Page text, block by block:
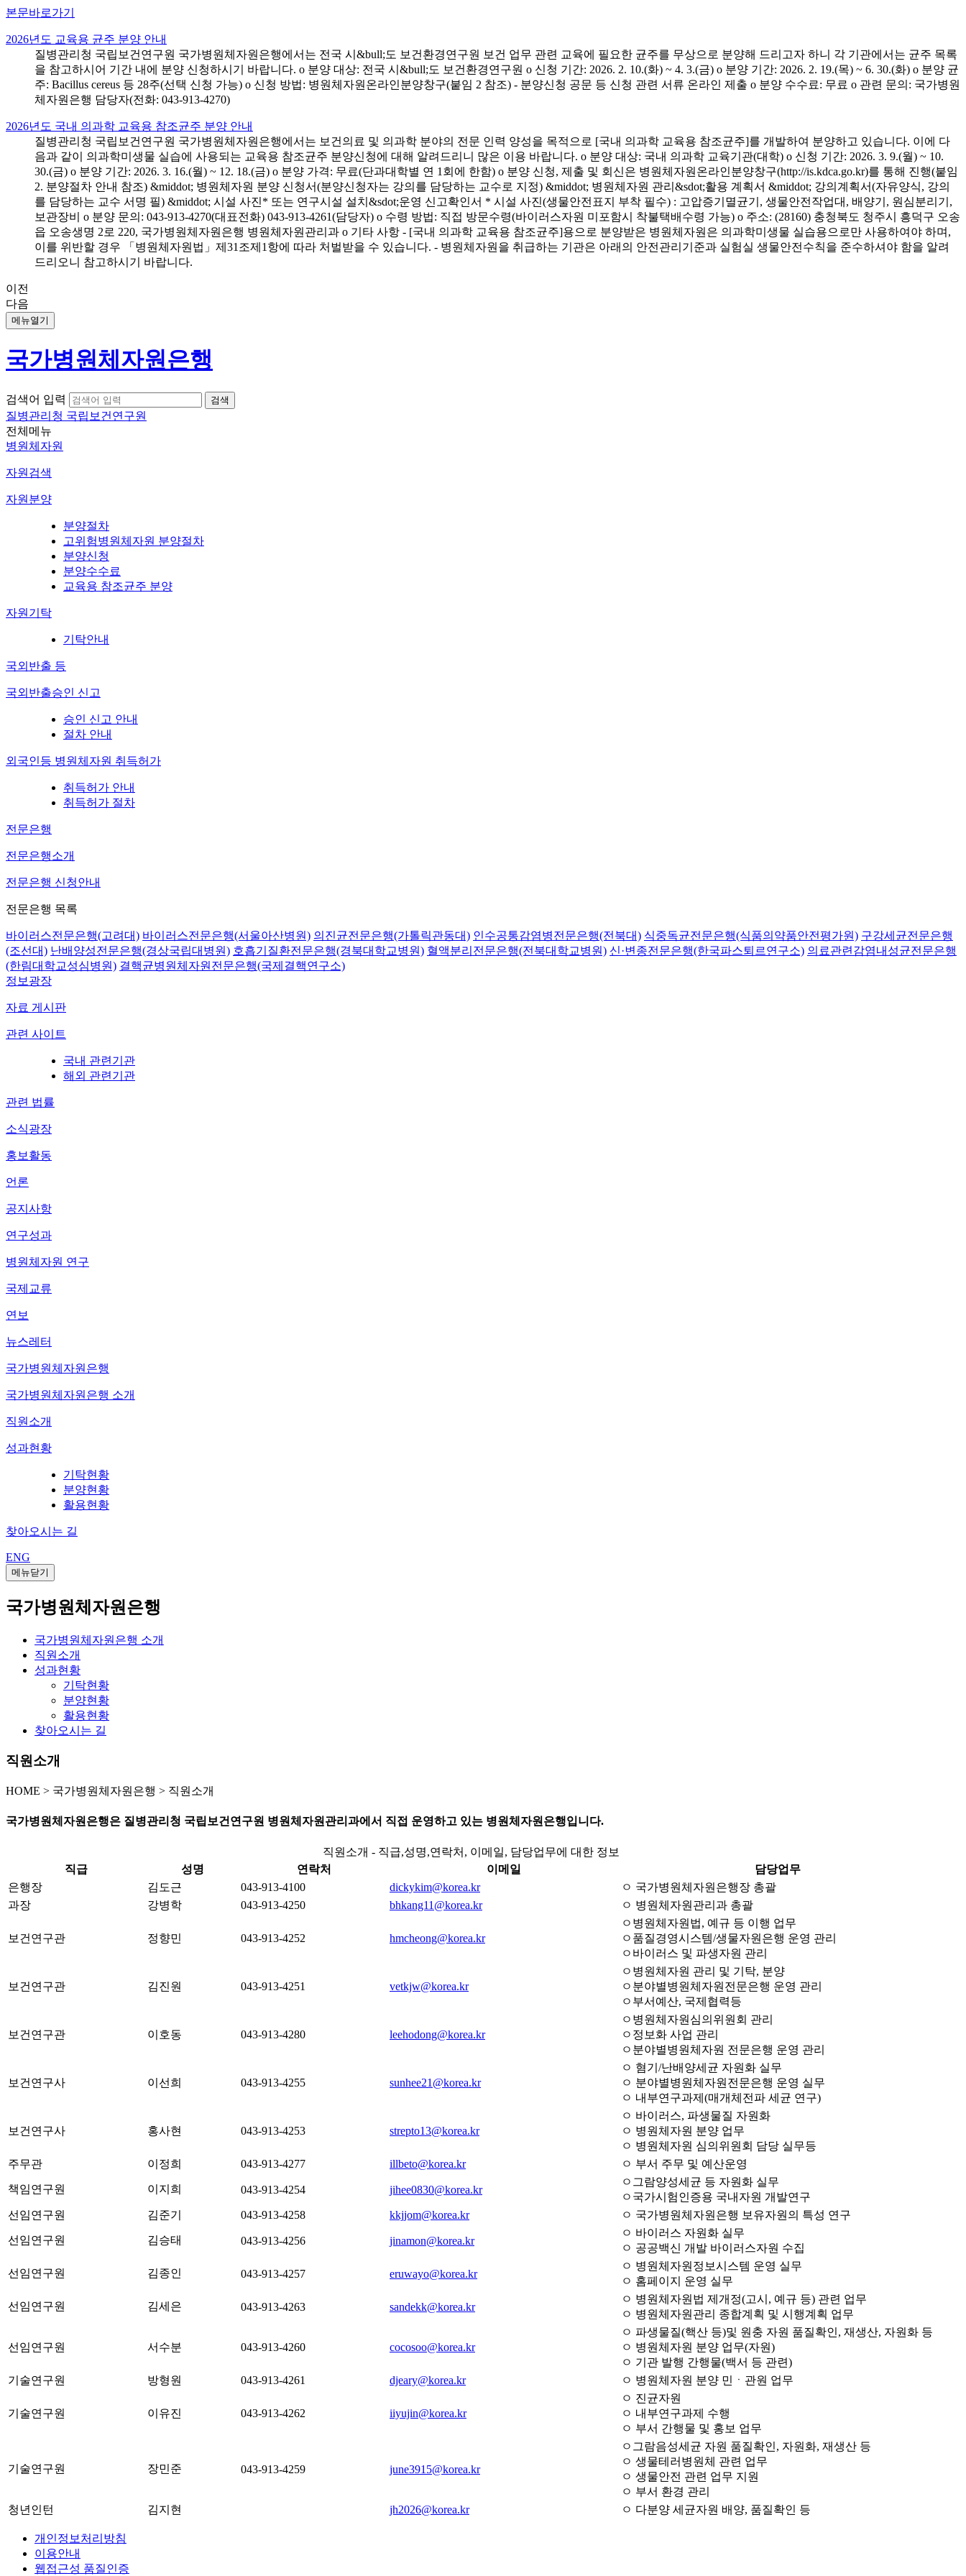
본문바로가기
2026년도 교육용 균주 분양 안내
질병관리청 국립보건연구원 국가병원체자원은행에서는 전국 시&bull;도 보건환경연구원 보건 업무 관련 교육에 필요한 균주를 무상으로 분양해 드리고자 하니 각 기관에서는 균주 목록
을 참고하시어 기간 내에 분양 신청하시기 바랍니다. o 분양 대상: 전국 시&bull;도 보건환경연구원 o 신청 기간: 2026. 2. 10.(화) ~ 4. 3.(금) o 분양 기간: 2026. 2. 19.(목) ~ 6. 30.(화) o 분양 균
주: Bacillus cereus 등 28주(선택 신청 가능) o 신청 방법: 병원체자원온라인분양창구(붙임 2 참조) - 분양신청 공문 등 신청 관련 서류 온라인 제출 o 분양 수수료: 무료 o 관련 문의: 국가병원
체자원은행 담당자(전화: 043-913-4270)
2026년도 국내 의과학 교육용 참조균주 분양 안내
질병관리청 국립보건연구원 국가병원체자원은행에서는 보건의료 및 의과학 분야의 전문 인력 양성을 목적으로 [국내 의과학 교육용 참조균주]를 개발하여 분양하고 있습니다. 이에 다
음과 같이 의과학미생물 실습에 사용되는 교육용 참조균주 분양신청에 대해 알려드리니 많은 이용 바랍니다. o 분양 대상: 국내 의과학 교육기관(대학) o 신청 기간: 2026. 3. 9.(월) ~ 10.
30.(금) o 분양 기간: 2026. 3. 16.(월) ~ 12. 18.(금) o 분양 가격: 무료(단과대학별 연 1회에 한함) o 분양 신청, 제출 및 회신은 병원체자원온라인분양창구(http://is.kdca.go.kr)를 통해 진행(붙임
2. 분양절차 안내 참조) &middot; 병원체자원 분양 신청서(분양신청자는 강의를 담당하는 교수로 지정) &middot; 병원체자원 관리&sdot;활용 계획서 &middot; 강의계획서(자유양식, 강의
를 담당하는 교수 서명 필) &middot; 시설 사진* 또는 연구시설 설치&sdot;운영 신고확인서 * 시설 사진(생물안전표지 부착 필수) : 고압증기멸균기, 생물안전작업대, 배양기, 원심분리기,
보관장비 o 분양 문의: 043-913-4270(대표전화) 043-913-4261(담당자) o 수령 방법: 직접 방문수령(바이러스자원 미포함시 착불택배수령 가능) o 주소: (28160) 충청북도 청주시 흥덕구 오송
읍 오송생명 2로 220, 국가병원체자원은행 병원체자원관리과 o 기타 사항 - [국내 의과학 교육용 참조균주]용으로 분양받은 병원체자원은 의과학미생물 실습용으로만 사용하여야 하며,
이를 위반할 경우 「병원체자원법」제31조제1항에 따라 처벌받을 수 있습니다. - 병원체자원을 취급하는 기관은 아래의 안전관리기준과 실험실 생물안전수칙을 준수하셔야 함을 알려
드리오니 참고하시기 바랍니다.
이전
다음
메뉴열기
국가병원체자원은행
검색어 입력
질병관리청 국립보건연구원
전체메뉴
병원체자원
자원검색
자원분양
분양절차
고위험병원체자원 분양절차
분양신청
분양수수료
교육용 참조균주 분양
자원기탁
기탁안내
국외반출 등
국외반출승인 신고
승인 신고 안내
절차 안내
외국인등 병원체자원 취득허가
취득허가 안내
취득허가 절차
전문은행
전문은행소개
전문은행 신청안내
전문은행 목록
바이러스전문은행(고려대) 바이러스전문은행(서울아산병원) 의진균전문은행(가톨릭관동대) 인수공통감염병전문은행(전북대) 식중독균전문은행(식품의약품안전평가원) 구강세균전문은행
(조선대) 난배양성전문은행(경상국립대병원) 호흡기질환전문은행(경북대학교병원) 혈액분리전문은행(전북대학교병원) 신·변종전문은행(한국파스퇴르연구소) 의료관련감염내성균전문은행
(한림대학교성심병원) 결핵균병원체자원전문은행(국제결핵연구소)
정보광장
자료 게시판
관련 사이트
국내 관련기관
해외 관련기관
관련 법률
소식광장
홍보활동
언론
공지사항
연구성과
병원체자원 연구
국제교류
연보
뉴스레터
국가병원체자원은행
국가병원체자원은행 소개
직원소개
성과현황
기탁현황
분양현황
활용현황
찾아오시는 길
ENG
메뉴닫기
국가병원체자원은행
국가병원체자원은행 소개
직원소개
성과현황
기탁현황
분양현황
활용현황
찾아오시는 길
직원소개
HOME > 국가병원체자원은행 > 직원소개
국가병원체자원은행은 질병관리청 국립보건연구원 병원체자원관리과에서 직접 운영하고 있는 병원체자원은행입니다.
직원소개 - 직급,성명,연락처, 이메일, 담당업무에 대한 정보
직급
성명 연락처 이메일
담당업무
은행장
김도근 043-913-4100 dickykim@korea.kr
ㅇ 국가병원체자원은행장 총괄
과장
강병학 043-913-4250 bhkang11@korea.kr ㅇ 병원체자원관리과 총괄
보건연구관 정향민 043-913-4252 hmcheong@korea.kr
ㅇ병원체자원법, 예규 등 이행 업무
ㅇ품질경영시스템/생물자원은행 운영 관리
ㅇ바이러스 및 파생자원 관리
보건연구관 김진원 043-913-4251 vetkjw@korea.kr
ㅇ병원체자원 관리 및 기탁, 분양
ㅇ분야별병원체자원전문은행 운영 관리
ㅇ부서예산, 국제협력등
보건연구관 이호동 043-913-4280 leehodong@korea.kr
ㅇ병원체자원심의위원회 관리
ㅇ정보화 사업 관리
ㅇ분야별병원체자원 전문은행 운영 관리
보건연구사 이선희 043-913-4255 sunhee21@korea.kr
ㅇ 혐기/난배양세균 자원화 실무
ㅇ 분야별병원체자원전문은행 운영 실무
ㅇ 내부연구과제(매개체전파 세균 연구)
보건연구사 홍사현 043-913-4253 strepto13@korea.kr
ㅇ 바이러스, 파생물질 자원화
ㅇ 병원체자원 분양 업무
ㅇ 병원체자원 심의위원회 담당 실무등
주무관
이정희 043-913-4277 illbeto@korea.kr ㅇ 부서 주무 및 예산운영
책임연구원 이지희 043-913-4254 jihee0830@korea.kr
ㅇ그람양성세균 등 자원화 실무
ㅇ국가시험인증용 국내자원 개발연구
선임연구원
김준기 043-913-4258 kkjjom@korea.kr ㅇ 국가병원체자원은행 보유자원의 특성 연구
선임연구원 김승태 043-913-4256 jinamon@korea.kr
ㅇ 바이러스 자원화 실무
ㅇ 공공백신 개발 바이러스자원 수집
선임연구원 김종인 043-913-4257 eruwayo@korea.kr
ㅇ 병원체자원정보시스템 운영 실무
ㅇ 홈페이지 운영 실무
선임연구원 김세은 043-913-4263 sandekk@korea.kr
ㅇ 병원체자원법 제개정(고시, 예규 등) 관련 업무
ㅇ 병원체자원관리 종합계획 및 시행계획 업무
선임연구원 서수분 043-913-4260 cocosoo@korea.kr
ㅇ 파생물질(핵산 등)및 원충 자원 품질확인, 재생산, 자원화 등
ㅇ 병원체자원 분양 업무(자원)
ㅇ 기관 발행 간행물(백서 등 관련)
기술연구원
방형원 043-913-4261 djeary@korea.kr ㅇ 병원체자원 분양 민ㆍ관원 업무
기술연구원 이유진 043-913-4262 iiyujin@korea.kr
ㅇ 진균자원
ㅇ 내부연구과제 수행
ㅇ 부서 간행물 및 홍보 업무
기술연구원 장민준 043-913-4259 june3915@korea.kr
ㅇ그람음성세균 자원 품질확인, 자원화, 재생산 등
ㅇ 생물테러병원체 관련 업무
ㅇ 생물안전 관련 업무 지원
ㅇ 부서 환경 관리
청년인턴
김지현 jh2026@korea.kr ㅇ 다분양 세균자원 배양, 품질확인 등
개인정보처리방침
이용안내
웹접근성 품질인증